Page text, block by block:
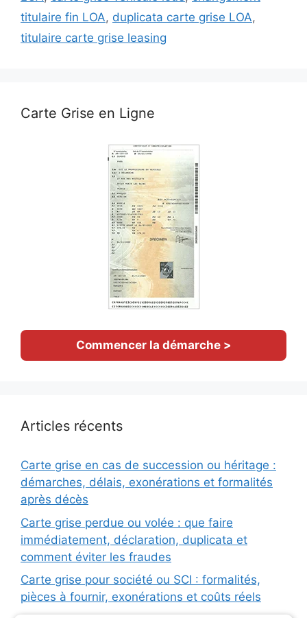
titulaire fin LOA, duplicata carte grise LOA,
titulaire carte grise leasing
Carte Grise en Ligne
Commencer la démarche >
Articles récents
Carte grise en cas de succession ou héritage :
démarches, délais, exonérations et formalités
après décès
Carte grise perdue ou volée : que faire
immédiatement, déclaration, duplicata et
comment éviter les fraudes
Carte grise pour société ou SCI : formalités,
pièces à fournir, exonérations et coûts réels